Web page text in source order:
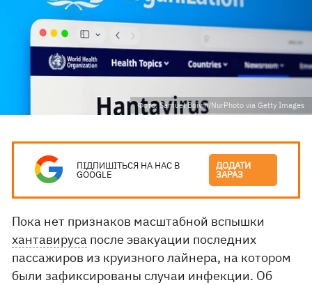
Фото: Samuel Boivin/NurPhoto via Getty Images
ПІДПИШІТЬСЯ НА НАС В
GOOGLE
ДОДАТИ
ЗАРАЗ
Пока нет признаков масштабной вспышки
хантавируса после эвакуации последних
пассажиров из круизного лайнера, на котором
были зафиксированы случаи инфекции. Об